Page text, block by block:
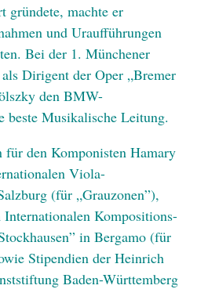
gründete, machte er
und Uraufführungen
Bei der 1. Münchener
Dirigent der Oper „Bremer
den BMW-
beste Musikalische Leitung.
für den Komponisten Hamary
Viola-
(für „Grauzonen”),
Kompositions-
in Bergamo (für
Stipendien der Heinrich
Baden-Württemberg